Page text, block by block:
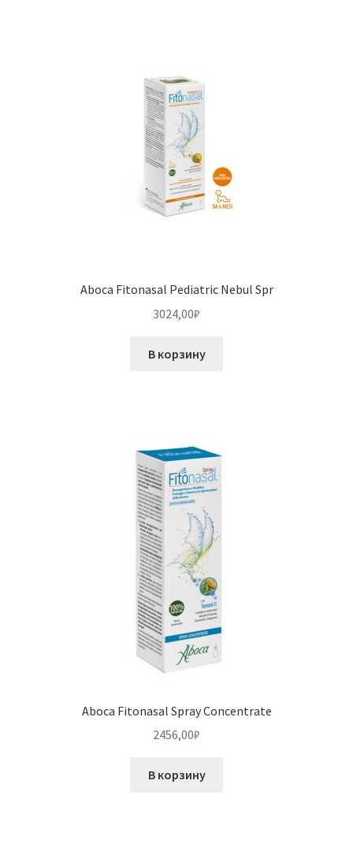
Aboca Fitonasal Pediatric Nebul Spr
3024,00₽
В корзину
Aboca Fitonasal Spray Concentrate
2456,00₽
В корзину